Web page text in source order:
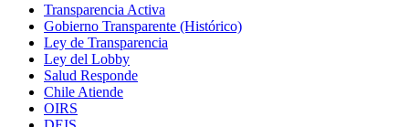
Transparencia Activa
Gobierno Transparente (Histórico)
Ley de Transparencia
Ley del Lobby
Salud Responde
Chile Atiende
OIRS